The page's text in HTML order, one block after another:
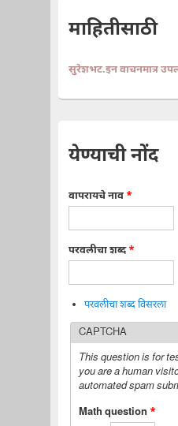
माहितीसाठी
सुरेशभट.इन वाचनमात्र
येण्याची नोंद
वापरायचे नाव *
परवलीचा शब्द*
परवलीचा शब्द विसरला
CAPTCHA
This question is for
you are a human
automated spam
Math question *